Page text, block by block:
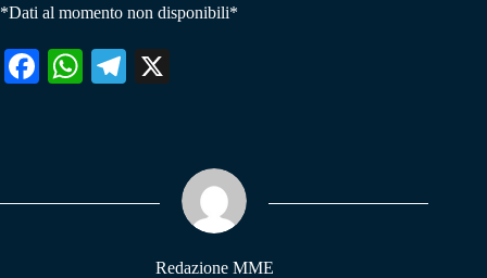
*Dati al momento non disponibili*
Fa W
pp
Te
m
Redazione MME